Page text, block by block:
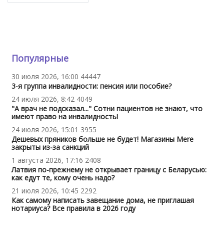
Популярные
30 июля 2026, 16:00 44447
3-я группа инвалидности: пенсия или пособие?
24 июля 2026, 8:42 4049
"А врач не подсказал..." Сотни пациентов не знают, что
имеют право на инвалидность!
24 июля 2026, 15:01 3955
Дешевых пряников больше не будет! Магазины Mere
закрыты из-за санкций
1 августа 2026, 17:16 2408
Латвия по-прежнему не открывает границу с Беларусью:
как едут те, кому очень надо?
21 июля 2026, 10:45 2292
Как самому написать завещание дома, не приглашая
нотариуса? Все правила в 2026 году